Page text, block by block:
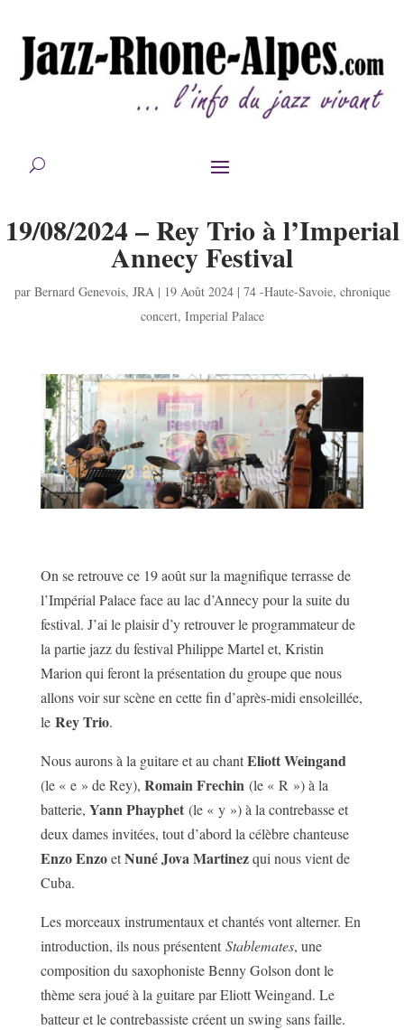
19/08/2024 – Rey Trio à l’Imperial
Annecy Festival
par Bernard Genevois, JRA| 19 Août 2024| 74 -Haute-Savoie, chronique
concert, Imperial Palace
On se retrouve ce 19 août sur la magnifique terrasse de
l’Impérial Palace face au lac d’Annecy pour la suite du
festival. J’ai le plaisir d’y retrouver le programmateur de
la partie jazz du festival Philippe Martel et, Kristin
Marion qui feront la présentation du groupe que nous
allons voir sur scène en cette fin d’après-midi ensoleillée,
le Rey Trio.
Nous aurons à la guitare et au chantEliott Weingand
(le « e » de Rey), Romain Frechin(le « R ») à la
batterie, Yann Phayphet(le « y ») à la contrebasse et
deux dames invitées, tout d’abord la célèbre chanteuse
Enzo EnzoetNuné Jova Martinezqui nous vient de
Cuba.
Les morceaux instrumentaux et chantés vont alterner. En
introduction, ils nous présentent Stablemates, une
composition du saxophoniste Benny Golson dont le
thème sera joué à la guitare par Eliott Weingand. Le
batteur et le contrebassiste créent un swing sans faille.